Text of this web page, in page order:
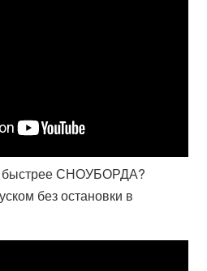
СНОУБОРДА?
без остановки в